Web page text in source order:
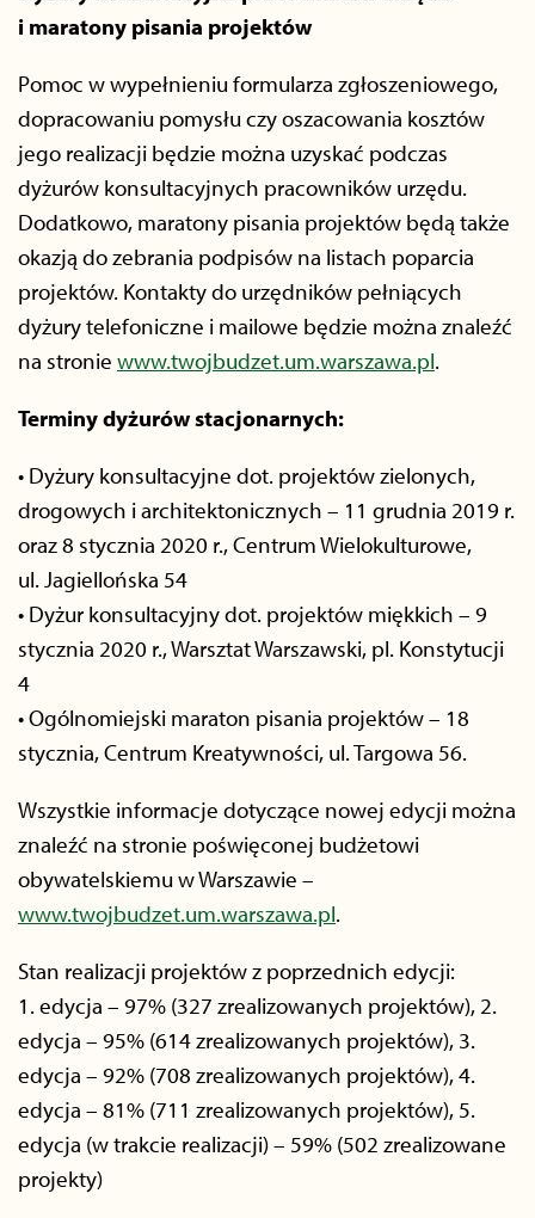
i maratony pisania projektów
Pomoc w wypełnieniu formularza zgłoszeniowego,
dopracowaniu pomysłu czy oszacowania kosztów
jego realizacji będzie można uzyskać podczas
dyżurów konsultacyjnych pracowników urzędu.
Dodatkowo, maratony pisania projektów będą także
okazją do zebrania podpisów na listach poparcia
projektów. Kontakty do urzędników pełniących
dyżury telefoniczne i mailowe będzie można znaleźć
na stronie www.twojbudzet.um.warszawa.pl.
Terminy dyżurów stacjonarnych:
• Dyżury konsultacyjne dot. projektów zielonych,
drogowych i architektonicznych – 11 grudnia 2019 r.
oraz 8 stycznia 2020 r., Centrum Wielokulturowe,
ul. Jagiellońska 54
• Dyżur konsultacyjny dot. projektów miękkich – 9
stycznia 2020 r., Warsztat Warszawski, pl. Konstytucji
4
• Ogólnomiejski maraton pisania projektów – 18
stycznia, Centrum Kreatywności, ul. Targowa 56.
Wszystkie informacje dotyczące nowej edycji można
znaleźć na stronie poświęconej budżetowi
obywatelskiemu w Warszawie –
www.twojbudzet.um.warszawa.pl.
Stan realizacji projektów z poprzednich edycji:
1. edycja – 97% (327 zrealizowanych projektów), 2.
edycja – 95% (614 zrealizowanych projektów), 3.
edycja – 92% (708 zrealizowanych projektów), 4.
edycja – 81% (711 zrealizowanych projektów), 5.
edycja (w trakcie realizacji) – 59% (502 zrealizowane
projekty)